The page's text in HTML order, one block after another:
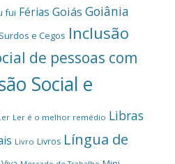
fui Férias Goiás Goiânia
e Cegos Inclusão
de pessoas com
Social e
Ler é o melhor remédio Libras
Livro Livros Língua de